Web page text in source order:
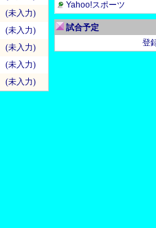
(未入力)
(未入力)
(未入力)
(未入力)
(未入力)
Yahoo!スポーツ
試合予定
登